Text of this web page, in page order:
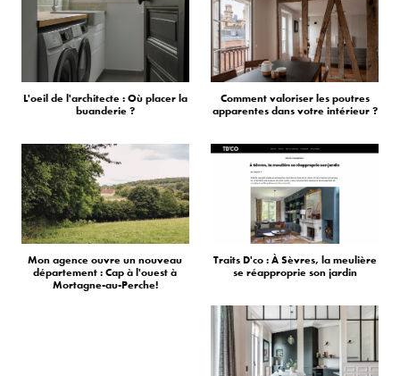
L'oeil de l'architecte : Où placer la
buanderie ?
Comment valoriser les poutres
apparentes dans votre intérieur ?
Mon agence ouvre un nouveau
département : Cap à l'ouest à
Mortagne-au-Perche!
Traits D'co : À Sèvres, la meulière
se réapproprie son jardin